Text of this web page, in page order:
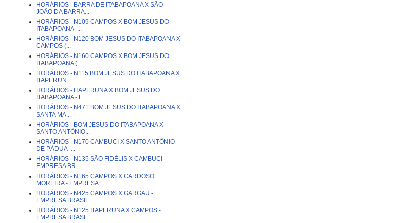
HORÁRIOS - BARRA DE ITABAPOANA X SÃO
JOÃO DA BARRA...
HORÁRIOS - N109 CAMPOS X BOM JESUS DO
ITABAPOANA -...
HORÁRIOS - N120 BOM JESUS DO ITABAPOANA X
CAMPOS (...
HORÁRIOS - N160 CAMPOS X BOM JESUS DO
ITABAPOANA (...
HORÁRIOS - N115 BOM JESUS DO ITABAPOANA X
ITAPERUN...
HORÁRIOS - ITAPERUNA X BOM JESUS DO
ITABAPOANA - E...
HORÁRIOS - N471 BOM JESUS DO ITABAPOANA X
SANTA MA...
HORÁRIOS - BOM JESUS DO ITABAPOANA X
SANTO ANTÔNIO...
HORÁRIOS - N170 CAMBUCI X SANTO ANTÔNIO
DE PÁDUA -...
HORÁRIOS - N135 SÃO FIDÉLIS X CAMBUCI -
EMPRESA BR...
HORÁRIOS - N165 CAMPOS X CARDOSO
MOREIRA - EMPRESA...
HORÁRIOS - N425 CAMPOS X GARGAU -
EMPRESA BRASIL
HORÁRIOS - N125 ITAPERUNA X CAMPOS -
EMPRESA BRASI...